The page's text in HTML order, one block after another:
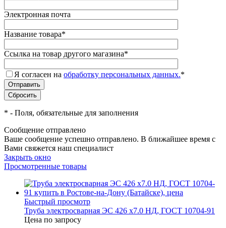
Электронная почта
Название товара*
Ссылка на товар другого магазина*
Я согласен на обработку персональных данных.*
* - Поля, обязательные для заполнения
Сообщение отправлено
Ваше сообщение успешно отправлено. В ближайшее время с
Вами свяжется наш специалист
Закрыть окно
Просмотренные товары
Быстрый просмотр
Труба электросварная ЭС 426 х7.0 НД, ГОСТ 10704-91
Цена по запросу